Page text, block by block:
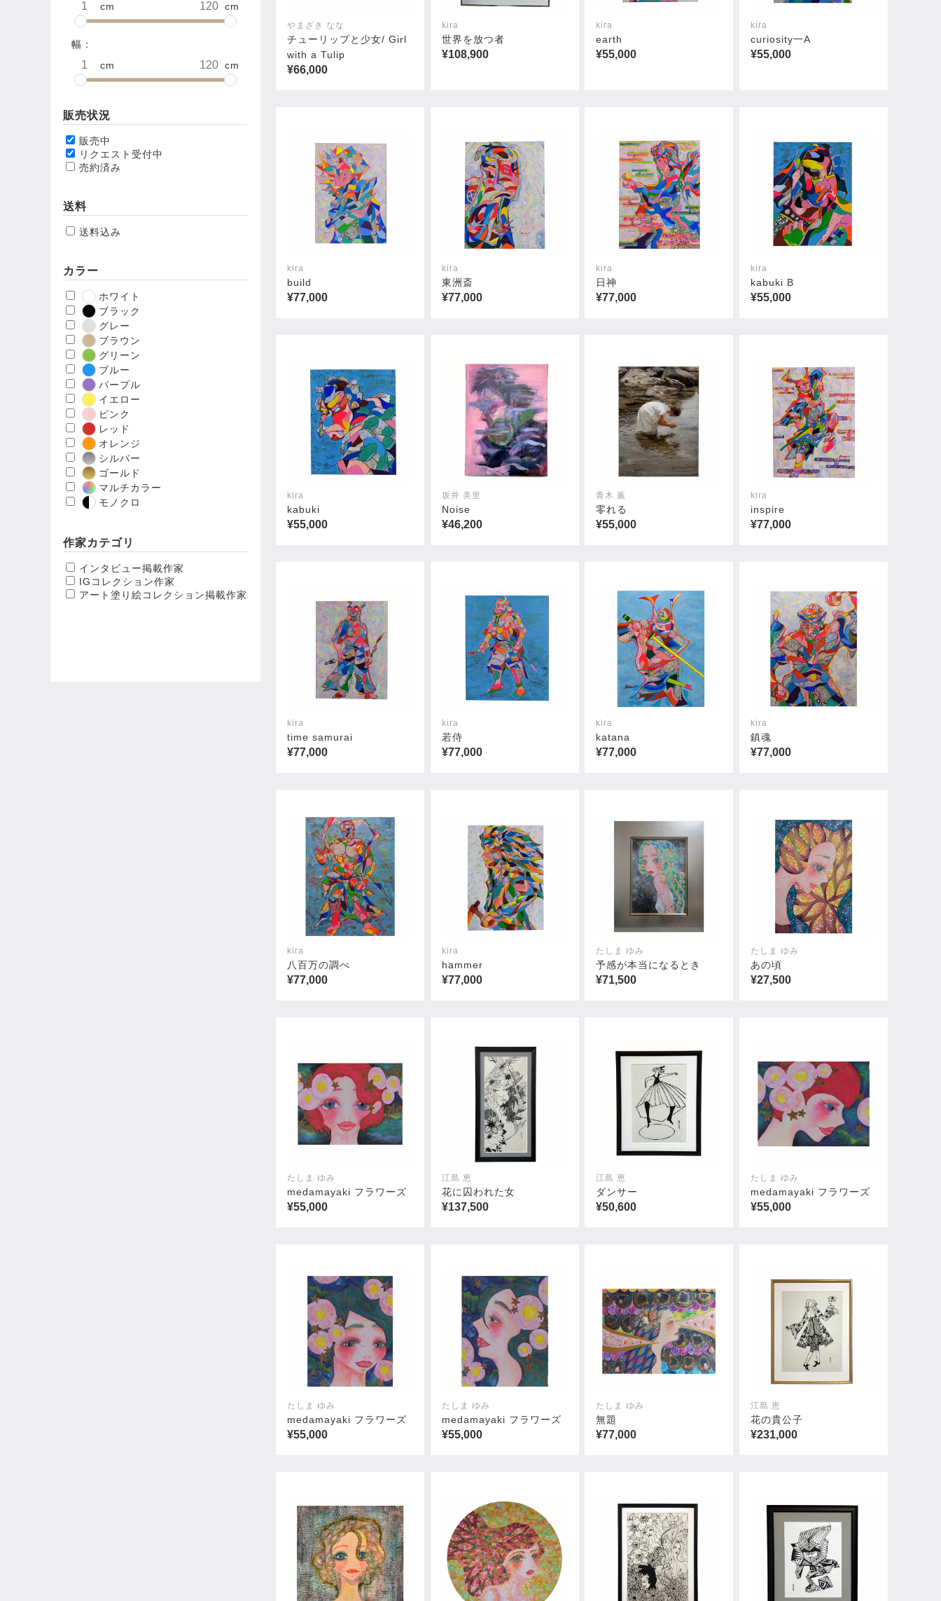
cm
cm
幅：
cm
cm
販売状況
販売中
リクエスト受付中
売約済み
送料
送料込み
カラー
ホワイト
ブラック
グレー
ブラウン
グリーン
ブルー
パープル
イエロー
ピンク
レッド
オレンジ
シルバー
ゴールド
マルチカラー
モノクロ
作家カテゴリ
インタビュー掲載作家
IGコレクション作家
アート塗り絵コレクション掲載作家
やまざき なな
チューリップと少女/ Girl
with a Tulip
¥66,000
kira
世界を放つ者
¥108,900
kira
earth
¥55,000
kira
curiosity一A
¥55,000
kira
build
¥77,000
kira
東洲斎
¥77,000
kira
日神
¥77,000
kira
kabuki B
¥55,000
kira
kabuki
¥55,000
坂井 美里
Noise
¥46,200
青木 薫
零れる
¥55,000
kira
inspire
¥77,000
kira
time samurai
¥77,000
kira
若侍
¥77,000
kira
katana
¥77,000
kira
鎮魂
¥77,000
kira
八百万の調べ
¥77,000
kira
hammer
¥77,000
たしま ゆみ
予感が本当になるとき
¥71,500
たしま ゆみ
あの頃
¥27,500
たしま ゆみ
medamayaki フラワーズ
¥55,000
江島 恵
花に囚われた女
¥137,500
江島 恵
ダンサー
¥50,600
たしま ゆみ
medamayaki フラワーズ
¥55,000
たしま ゆみ
medamayaki フラワーズ
¥55,000
たしま ゆみ
medamayaki フラワーズ
¥55,000
たしま ゆみ
無題
¥77,000
江島 恵
花の貴公子
¥231,000